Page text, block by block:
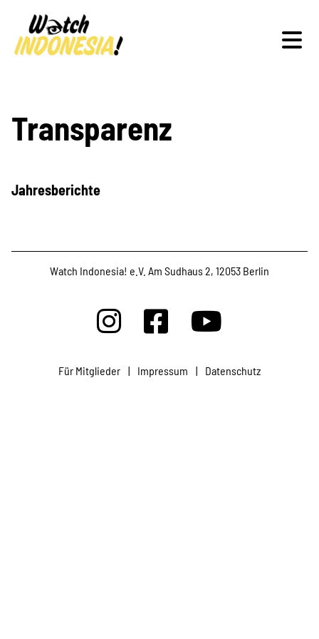
Schwerpunkte
Veranstaltungen
Publikationen
Projekte
Transparenz
Jahresberichte
Watch Indonesia! e.V. Am Sudhaus 2, 12053 Berlin
Für Mitglieder | Impressum | Datenschutz